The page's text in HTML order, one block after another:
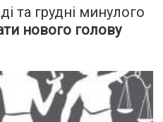
та грудні минулого
нового голову